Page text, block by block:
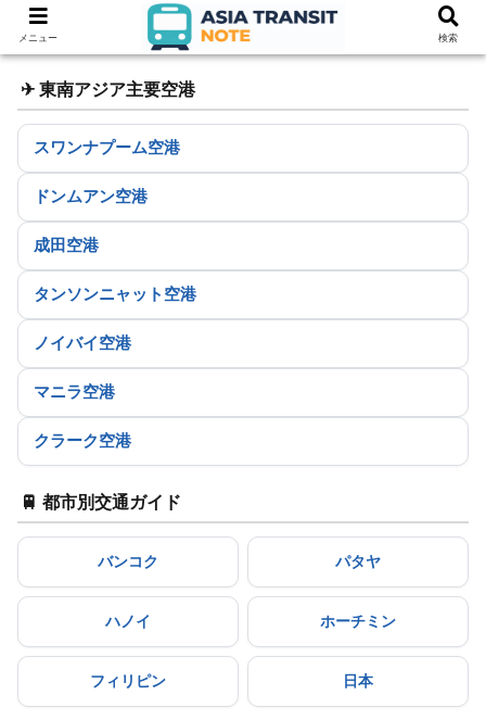
✈ 東南アジア主要空港
スワンナプーム空港
ドンムアン空港
成田空港
タンソンニャット空港
ノイバイ空港
マニラ空港
クラーク空港
🚆 都市別交通ガイド
バンコク パタヤ
ハノイ ホーチミン
フィリピン 日本
メニュー 検索